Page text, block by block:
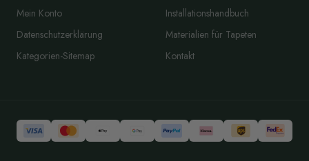
Mein Konto
Datenschutzerklärung
Kategorien-Sitemap
Installationshandbuch
Materialien für Tapeten
Kontakt